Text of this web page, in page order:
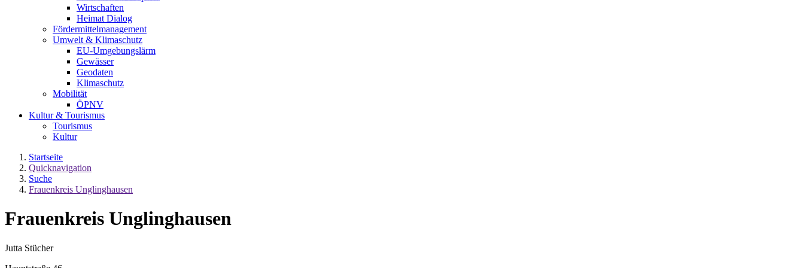
Wirtschaften
Heimat Dialog
Fördermittelmanagement
Umwelt & Klimaschutz
EU-Umgebungslärm
Gewässer
Geodaten
Klimaschutz
Mobilität
ÖPNV
Kultur & Tourismus
Tourismus
Kultur
Startseite
Quicknavigation
Suche
Frauenkreis Unglinghausen
Frauenkreis Unglinghausen
Jutta Stücher